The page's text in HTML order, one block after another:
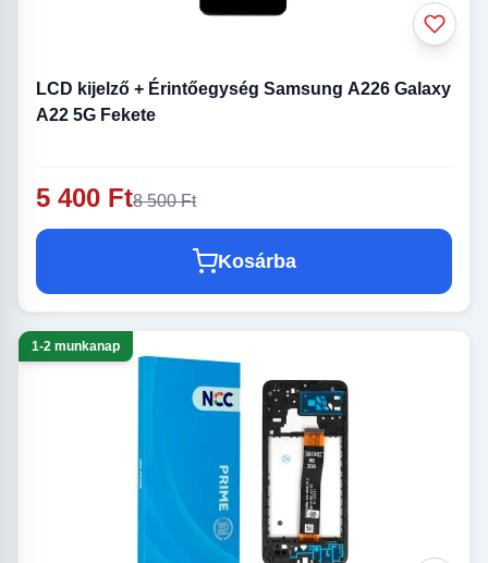
LCD kijelző + Érintőegység Samsung A226 Galaxy
A22 5G Fekete
5 400 Ft8 500 Ft
Kosárba
1-2 munkanap